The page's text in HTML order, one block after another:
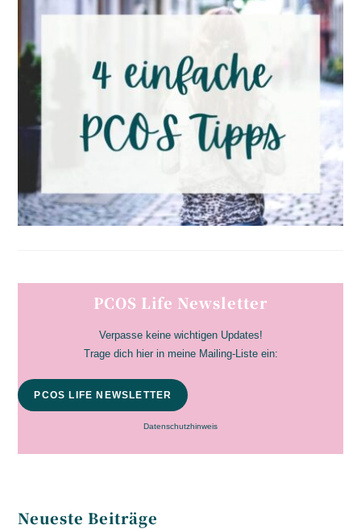
PCOS Life Newsletter
Verpasse keine wichtigen Updates!
Trage dich hier in meine Mailing-Liste ein:
PCOS LIFE NEWSLETTER
Datenschutzhinweis
Neueste Beiträge